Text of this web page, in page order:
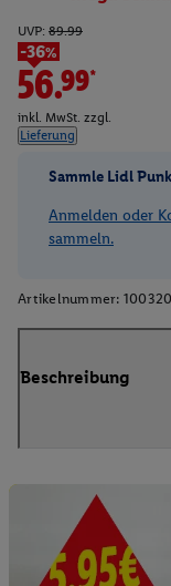
UVP: 89.99
-36%
56.99*
inkl. MwSt. zzgl.
Lieferung
Sammle Lidl
Anmelden oder
sammeln.
Artikelnummer:
Beschreibung